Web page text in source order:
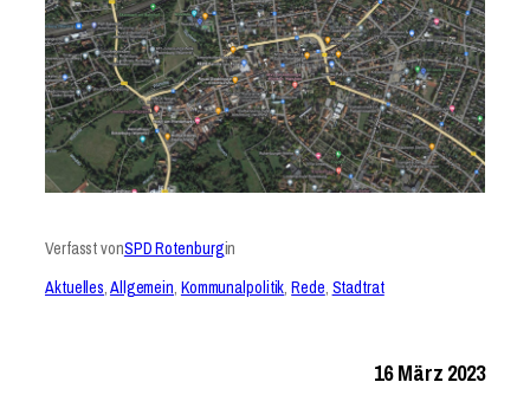
Verfasst vonSPD Rotenburgin
Aktuelles, Allgemein, Kommunalpolitik, Rede, Stadtrat
16 März 2023